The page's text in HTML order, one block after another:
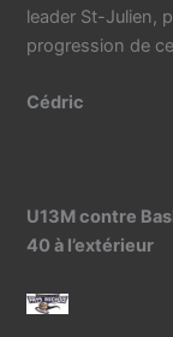
leader St-Julien,
progression de
Cédric
U13M contre
40 à l’extérieur